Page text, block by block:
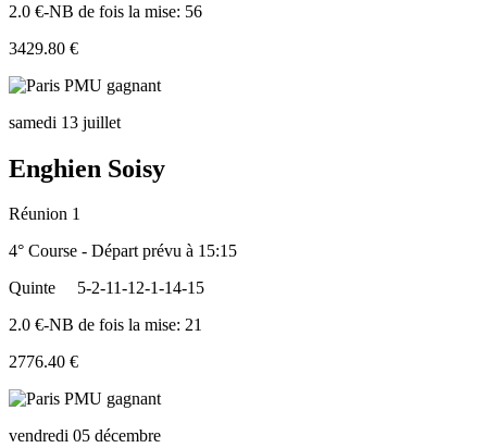
2.0 €-NB de fois la mise: 56
3429.80 €
samedi 13 juillet
Enghien Soisy
Réunion 1
4° Course - Départ prévu à 15:15
Quinte
5-2-11-12-1-14-15
2.0 €-NB de fois la mise: 21
2776.40 €
vendredi 05 décembre